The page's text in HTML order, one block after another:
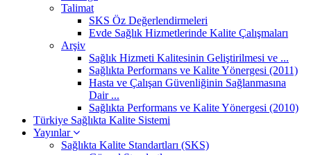
Talimat
SKS Öz Değerlendirmeleri
Evde Sağlık Hizmetlerinde Kalite Çalışmaları
Arşiv
Sağlık Hizmeti Kalitesinin Geliştirilmesi ve ...
Sağlıkta Performans ve Kalite Yönergesi (2011)
Hasta ve Çalışan Güvenliğinin Sağlanmasına
Dair ...
Sağlıkta Performans ve Kalite Yönergesi (2010)
Türkiye Sağlıkta Kalite Sistemi
Yayınlar
Sağlıkta Kalite Standartları (SKS)